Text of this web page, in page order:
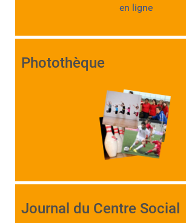
en ligne
Photothèque
Journal du Centre Social